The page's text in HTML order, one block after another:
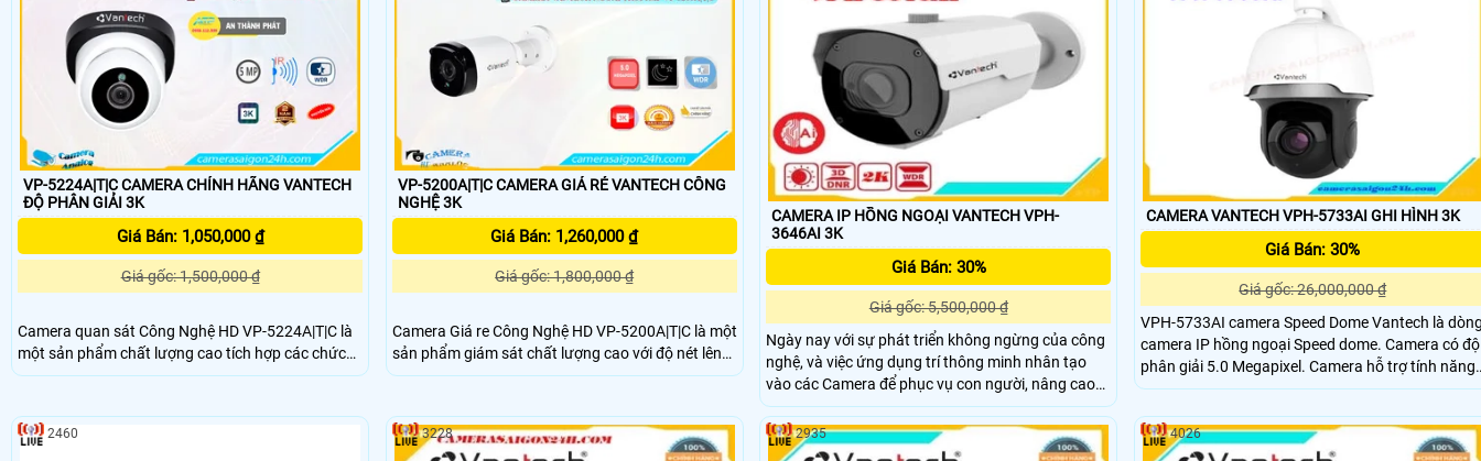
VP-5224A|T|C CAMERA CHÍNH HÃNG VANTECH
ĐỘ PHÂN GIẢI 3K
Giá Bán: 1,050,000 ₫
Giá gốc: 1,500,000 ₫
Camera quan sát Công Nghệ HD VP-5224A|T|C là
một sản phẩm chất lượng cao tích hợp các chức
năng cao cấp. Với công nghệ AI, camera này có
lắp trong nhà trở nên tốt hơn. camera còn có khả
năng lưu trữ lâu hơn với công nghệ H
VP-5200A|T|C CAMERA GIÁ RẺ VANTECH CÔNG
NGHỆ 3K
Giá Bán: 1,260,000 ₫
Giá gốc: 1,800,000 ₫
Camera Giá re Công Nghệ HD VP-5200A|T|C là một
sản phẩm giám sát chất lượng cao với độ nét lên
đến 5.0 MP. Sản phẩm này còn có khả năng giám
40m, mang lại hình ảnh mịn đẹp hơn
CAMERA IP HỒNG NGOẠI VANTECH VPH-
3646AI 3K
Giá Bán: 30%
Giá gốc: 5,500,000 ₫
Ngày nay với sự phát triển không ngừng của công
nghệ, và việc ứng dụng trí thông minh nhân tạo
vào các Camera để phục vụ con người, nâng cao
cuộc sống là việc ưu tiên. VANTECH luôn mong
muốn mang đến Quý khách những Camera, dịch
vụ tiện lợi nhất, thông minh với giá thành hợp lý.
CAMERA VANTECH VPH-5733AI GHI HÌNH 3K
Giá Bán: 30%
Giá gốc: 26,000,000 ₫
VPH-5733AI camera Speed Dome Vantech là dòng
camera IP hồng ngoại Speed dome. Camera có độ
phân giải 5.0 Megapixel. Camera hỗ trợ tính năng
zoom 33x PTZ
2460 3228 2935 4026